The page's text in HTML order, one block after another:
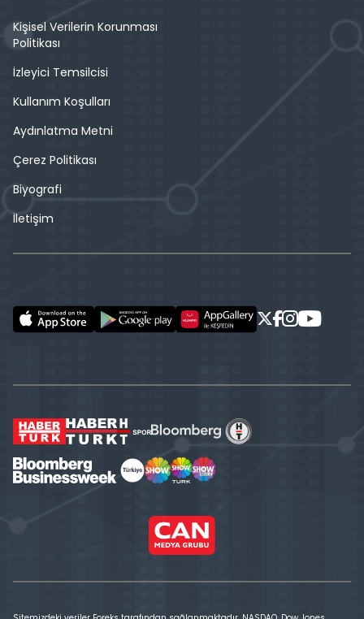
Kişisel Verilerin Korunması
Politikası
İzleyici Temsilcisi
Kullanım Koşulları
Aydınlatma Metni
Çerez Politikası
Biyografi
İletişim